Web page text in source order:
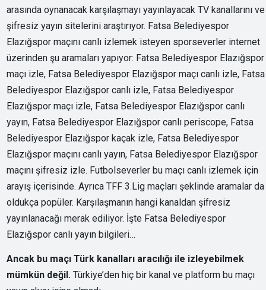
arasında oynanacak karşılaşmayı yayınlayacak TV kanallarını ve
şifresiz yayın sitelerini araştırıyor. Fatsa Belediyespor
Elazığspor maçını canlı izlemek isteyen sporseverler internet
üzerinden şu aramaları yapıyor: Fatsa Belediyespor Elazığspor
maçı izle, Fatsa Belediyespor Elazığspor maçı canlı izle, Fatsa
Belediyespor Elazığspor canlı izle, Fatsa Belediyespor
Elazığspor maçı izle, Fatsa Belediyespor Elazığspor canlı
yayın, Fatsa Belediyespor Elazığspor canlı periscope, Fatsa
Belediyespor Elazığspor kaçak izle, Fatsa Belediyespor
Elazığspor maçını canlı yayın, Fatsa Belediyespor Elazığspor
maçını şifresiz izle. Futbolseverler bu maçı canlı izlemek için
arayış içerisinde. Ayrıca TFF 3.Lig maçları şeklinde aramalar da
oldukça popüler. Karşılaşmanın hangi kanaldan şifresiz
yayınlanacağı merak ediliyor. İşte Fatsa Belediyespor
Elazığspor canlı yayın bilgileri…
Ancak bu maçı Türk kanalları aracılığı ile izleyebilmek
mümkün değil. Türkiye’den hiç bir kanal ve platform bu maçı